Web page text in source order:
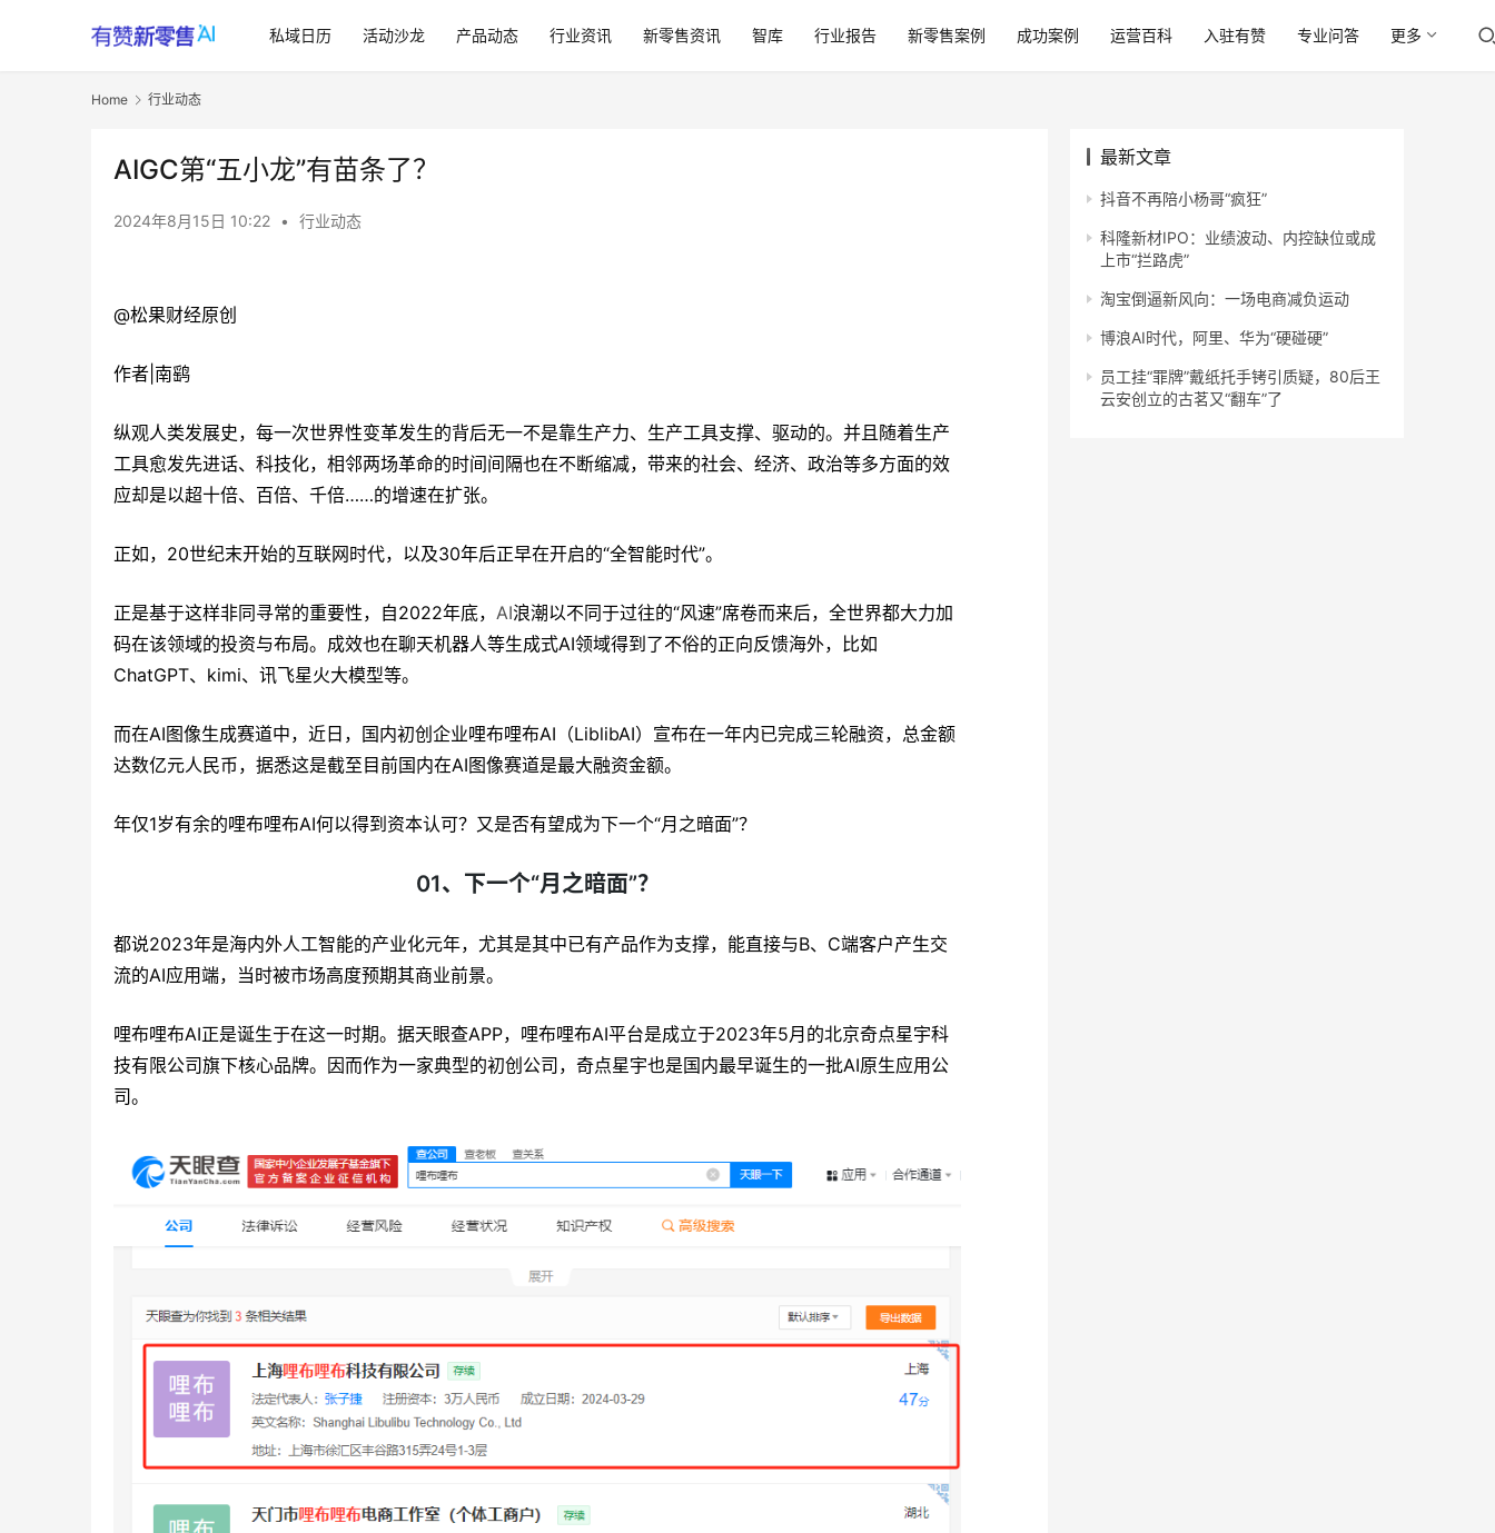
私域日历 活动沙龙 产品动态 行业资讯 新零售资讯 智库 行业报告 新零售案例 成功案例 运营百科 入驻有赞 专业问答 更多
Home 行业动态
AIGC第“五小龙”有苗条了？
2024年8月15日 10:22 • 行业动态
@松果财经原创
作者|南鹞
纵观人类发展史，每一次世界性变革发生的背后无一不是靠生产力、生产工具支撑、驱动的。并且随着生产
工具愈发先进话、科技化，相邻两场革命的时间间隔也在不断缩减，带来的社会、经济、政治等多方面的效
应却是以超十倍、百倍、千倍……的增速在扩张。
正如，20世纪末开始的互联网时代，以及30年后正早在开启的“全智能时代”。
正是基于这样非同寻常的重要性，自2022年底， AI浪潮以不同于过往的“风速”席卷而来后，全世界都大力加
码在该领域的投资与布局。成效也在聊天机器人等生成式AI领域得到了不俗的正向反馈海外，比如
ChatGPT、kimi、讯飞星火大模型等。
而在AI图像生成赛道中，近日，国内初创企业哩布哩布AI（LiblibAI）宣布在一年内已完成三轮融资，总金额
达数亿元人民币，据悉这是截至目前国内在AI图像赛道是最大融资金额。
年仅1岁有余的哩布哩布AI何以得到资本认可？又是否有望成为下一个“月之暗面”？
01、下一个“月之暗面”？
都说2023年是海内外人工智能的产业化元年，尤其是其中已有产品作为支撑，能直接与B、C端客户产生交
流的AI应用端，当时被市场高度预期其商业前景。
哩布哩布AI正是诞生于在这一时期。据天眼查APP，哩布哩布AI平台是成立于2023年5月的北京奇点星宇科
技有限公司旗下核心品牌。因而作为一家典型的初创公司，奇点星宇也是国内最早诞生的一批AI原生应用公
司。
最新文章
抖音不再陪小杨哥“疯狂”
科隆新材IPO：业绩波动、内控缺位或成
上市“拦路虎”
淘宝倒逼新风向：一场电商减负运动
博浪AI时代，阿里、华为“硬碰硬”
员工挂“罪牌”戴纸托手铐引质疑，80后王
云安创立的古茗又“翻车”了